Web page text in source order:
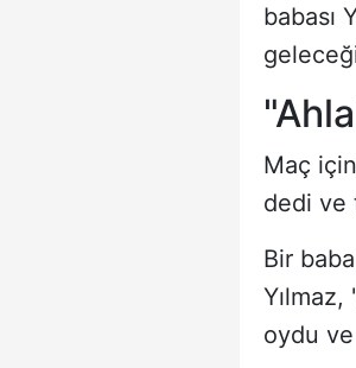
babası
Maç
dedi ve
Bir
oydu